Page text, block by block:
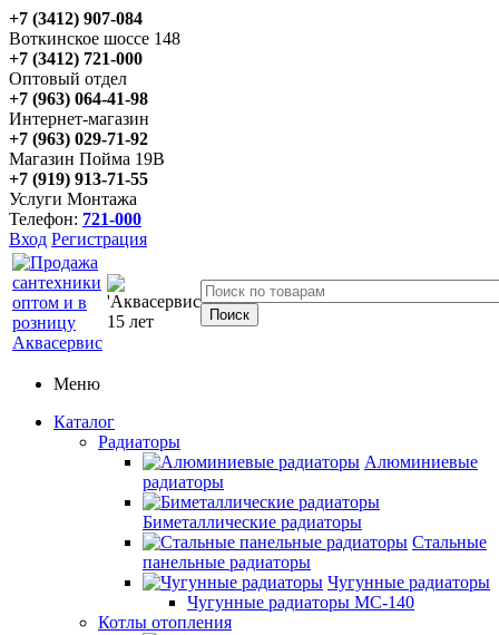
+7 (3412) 907-084
Воткинское шоссе 148
+7 (3412) 721-000
Оптовый отдел
+7 (963) 064-41-98
Интернет-магазин
+7 (963) 029-71-92
Магазин Пойма 19В
+7 (919) 913-71-55
Услуги Монтажа
Телефон: 721-000
Вход Регистрация
Меню
Каталог
Радиаторы
Алюминиевые
радиаторы
Биметаллические радиаторы
Стальные
панельные радиаторы
Чугунные радиаторы
Чугунные радиаторы МС-140
Котлы отопления